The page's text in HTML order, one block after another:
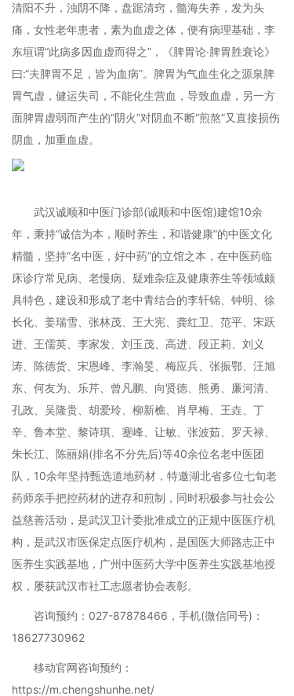
清阳不升，浊阴不降，盘踞清窍，髓海失养，发为头
痛，女性老年患者，素为血虚之体，便有病理基础，李
东垣谓“此病多因血虚而得之”，《脾胃论·脾胃胜衰论》
曰:“夫脾胃不足，皆为血病”。脾胃为气血生化之源泉脾
胃气虚，健运失司，不能化生营血，导致血虚，另一方
面脾胃虚弱而产生的“阴火”对阴血不断“煎熬”又直接损伤
阴血，加重血虚。
武汉诚顺和中医门诊部(诚顺和中医馆)建馆10余
年，秉持“诚信为本，顺时养生，和谐健康”的中医文化
精髓，坚持“名中医，好中药”的立馆之本，在中医药临
床诊疗常见病、老慢病、疑难杂症及健康养生等领域颇
具特色，建设和形成了老中青结合的李轩锦、钟明、徐
长化、姜瑞雪、张林茂、王大宪、龚红卫、范平、宋跃
进、王儒英、李家发、刘玉茂、高进、段正莉、刘义
涛、陈德货、宋恩峰、李瀚旻、梅应兵、张振鄂、汪旭
东、何友为、乐芹、曾凡鹏、向贤德、熊勇、廉河清、
孔政、吴隆贵、胡爱玲、柳新樵、肖早梅、王垚、丁
辛、鲁本堂、黎诗琪、蹇峰、让敏、张波茹、罗天禄、
朱长江、陈丽娟(排名不分先后)等40余位名老中医团
队，10余年坚持甄选道地药材，特邀湖北省多位七旬老
药师亲手把控药材的进存和煎制，同时积极参与社会公
益慈善活动，是武汉卫计委批准成立的正规中医医疗机
构，是武汉市医保定点医疗机构，是国医大师路志正中
医养生实践基地，广州中医药大学中医养生实践基地授
权，屡获武汉市社工志愿者协会表彰。
咨询预约：027-87878466，手机(微信同号)：
18627730962
移动官网咨询预约：
https://m.chengshunhe.net/